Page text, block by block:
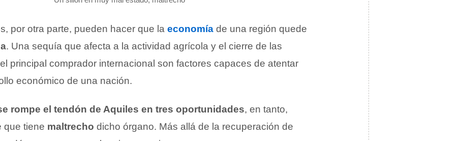
por otra parte, pueden hacer que la economía de una región quede
. Una sequía que afecta a la actividad agrícola y el cierre de las
principal comprador internacional son factores capaces de atentar
económico de una nación.
rompe el tendón de Aquiles en tres oportunidades, en tanto,
que tiene maltrecho dicho órgano. Más allá de la recuperación de